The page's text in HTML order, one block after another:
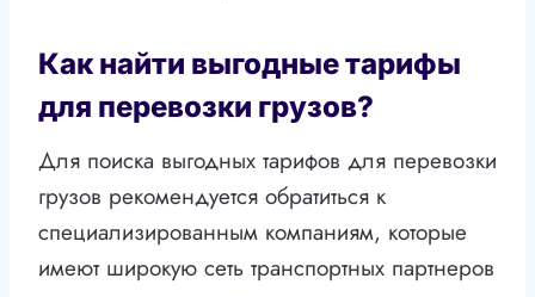
Как найти выгодные тарифы
для перевозки грузов?
Для поиска выгодных тарифов для перевозки
грузов рекомендуется обратиться к
специализированным компаниям, которые
имеют широкую сеть транспортных партнеров